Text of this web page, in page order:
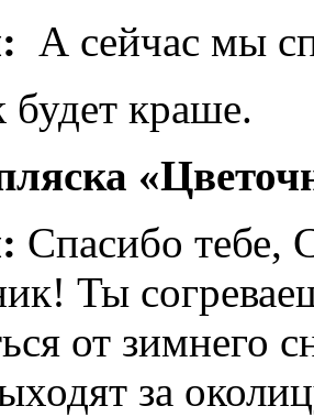
А сейчас мы
будет краше.
Спасибо тебе,
Ты
от зимнего
за